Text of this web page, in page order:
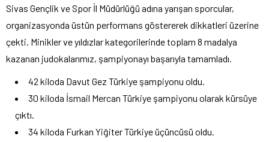
Sivas Gençlik ve Spor İl Müdürlüğü adına yarışan sporcular,
organizasyonda üstün performans göstererek dikkatleri üzerine
çekti. Minikler ve yıldızlar kategorilerinde toplam 8 madalya
kazanan judokalarımız, şampiyonayı başarıyla tamamladı.
42 kiloda Davut Gez Türkiye şampiyonu oldu.
30 kiloda İsmail Mercan Türkiye şampiyonu olarak kürsüye
çıktı.
34 kiloda Furkan Yiğiter Türkiye üçüncüsü oldu.